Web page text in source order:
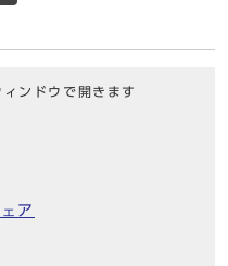
ンドウで開きます
ア